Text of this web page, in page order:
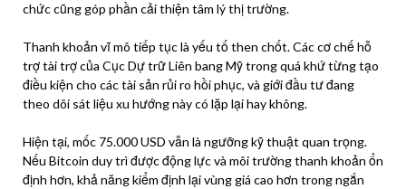
chức cũng góp phần cải thiện tâm lý thị trường.
Thanh khoản vĩ mô tiếp tục là yếu tố then chốt. Các cơ chế hỗ
trợ tài trợ của Cục Dự trữ Liên bang Mỹ trong quá khứ từng tạo
điều kiện cho các tài sản rủi ro hồi phục, và giới đầu tư đang
theo dõi sát liệu xu hướng này có lặp lại hay không.
Hiện tại, mốc 75.000 USD vẫn là ngưỡng kỹ thuật quan trọng.
Nếu Bitcoin duy trì được động lực và môi trường thanh khoản ổn
định hơn, khả năng kiểm định lại vùng giá cao hơn trong ngắn